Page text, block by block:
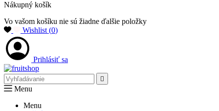
Nákupný košík
Vo vašom košíku nie sú žiadne ďalšie položky
Wishlist (0)
Prihlásiť sa

Menu
Menu